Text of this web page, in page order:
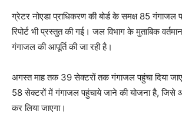
ग्रेटर नोएडा प्राधिकरण की बोर्ड के समक्ष 85 गंगाजल
रिपोर्ट भी प्रस्तुत की गई। जल विभाग के मुताबिक
गंगाजल की आपूर्ति की जा रही है।
अगस्त माह तक 39 सेक्टरों तक गंगाजल पहुंचा दिया
58 सेक्टरों में गंगाजल पहुंचाये जाने की योजना है, जिसे
कर लिया जाएगा।